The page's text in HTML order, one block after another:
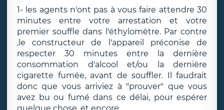
1- les agents n'ont pas à vous faire attendre 30
minutes entre votre arrestation et votre
premier souffle dans l'éthylomètre. Par contre
,le constructeur de l'appareil préconise de
respecter 30 minutes entre la dernière
consommation d'alcool et/ou la dernière
cigarette fumée, avant de souffler. Il faudrait
donc que vous arriviez à "prouver" que vous
avez bu ou fumé dans ce délai, pour espérer